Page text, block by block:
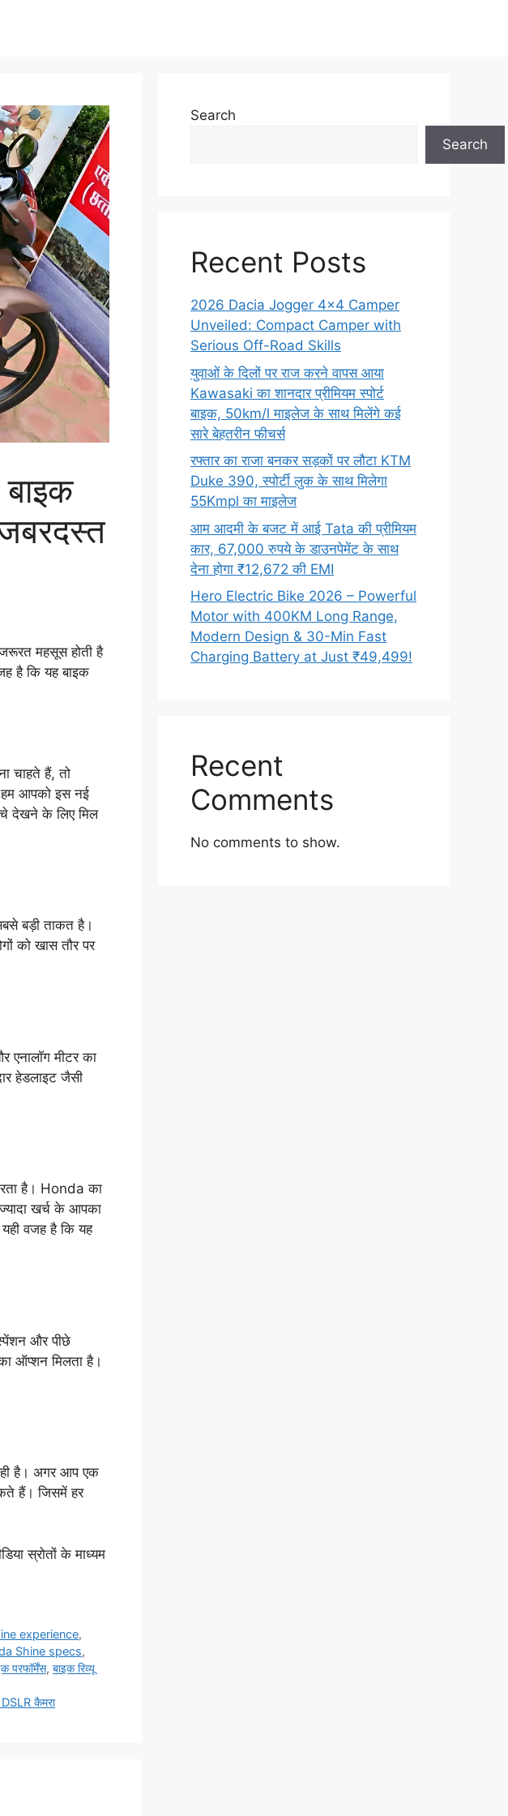
महसूस होती है
है कि यह बाइक
चाहते हैं, तो
आपको इस नई
देखने के लिए मिल
बड़ी ताकत है।
को खास तौर पर
मीटर का
हेडलाइट जैसी
है। Honda का
खर्च के आपका
वजह है कि यह
और पीछे
ऑप्शन मिलता है।
है। अगर आप एक
हैं। जिसमें हर
स्रोतों के माध्यम
experience,
Shine specs,
परफॉर्मेंस, बाइक रिव्यू
कैमरा
Search
Search
Recent Posts
2026 Dacia Jogger 4×4 Camper
Unveiled: Compact Camper with
Serious Off-Road Skills
युवाओं के दिलों पर राज करने वापस आया
Kawasaki का शानदार प्रीमियम स्पोर्ट
बाइक, 50km/l माइलेज के साथ मिलेंगे कई
सारे बेहतरीन फीचर्स
रफ्तार का राजा बनकर सड़कों पर लौटा KTM
Duke 390, स्पोर्टी लुक के साथ मिलेगा
55Kmpl का माइलेज
आम आदमी के बजट में आई Tata की प्रीमियम
कार, 67,000 रुपये के डाउनपेमेंट के साथ
देना होगा ₹12,672 की EMI
Hero Electric Bike 2026 – Powerful
Motor with 400KM Long Range,
Modern Design & 30-Min Fast
Charging Battery at Just ₹49,499!
Recent
Comments
No comments to show.